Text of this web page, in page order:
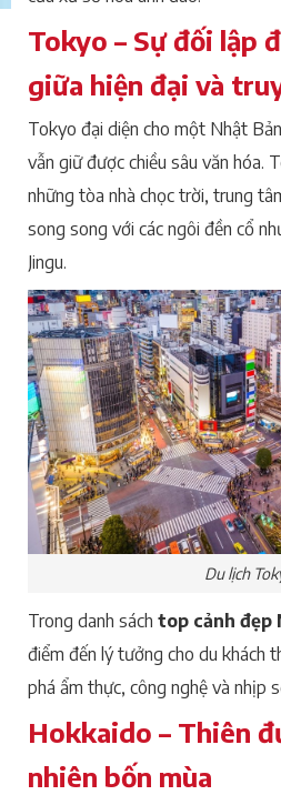
Tokyo – Sự đối lập
giữa hiện đại và
Tokyo đại diện cho một Nhật
vẫn giữ được chiều sâu văn hóa.
những tòa nhà chọc trời, trung
song song với các ngôi đền cổ
Jingu.
Du lịch
Trong danh sách top cảnh đẹp
điểm đến lý tưởng cho du khách
phá ẩm thực, công nghệ và nhịp
Hokkaido – Thiên
nhiên bốn mùa